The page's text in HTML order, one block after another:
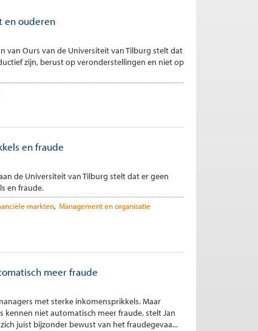
en ouderen
van Ours van de Universiteit van Tilburg stelt dat
zijn, berust op veronderstellingen en niet op
en fraude
de Universiteit van Tilburg stelt dat er geen
en fraude.
markten Management en organisatie
meer fraude
met sterke inkomensprikkels. Maar
niet automatisch meer fraude, stelt Jan
juist bijzonder bewust van het fraudegevaa...